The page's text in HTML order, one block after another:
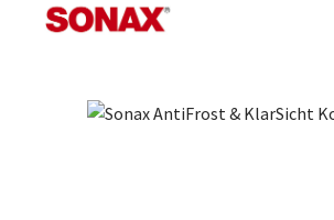
Bildergalerie überspringen